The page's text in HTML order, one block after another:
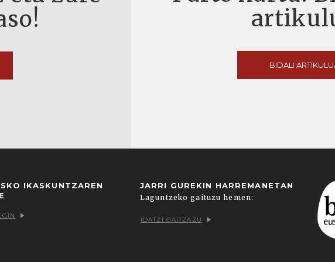
BIDALI
IKASKUNTZAREN
JARRI GUREKIN HARREMANETAN
Laguntzeko gaituzu hemen:
IDATZI GAITZAZU